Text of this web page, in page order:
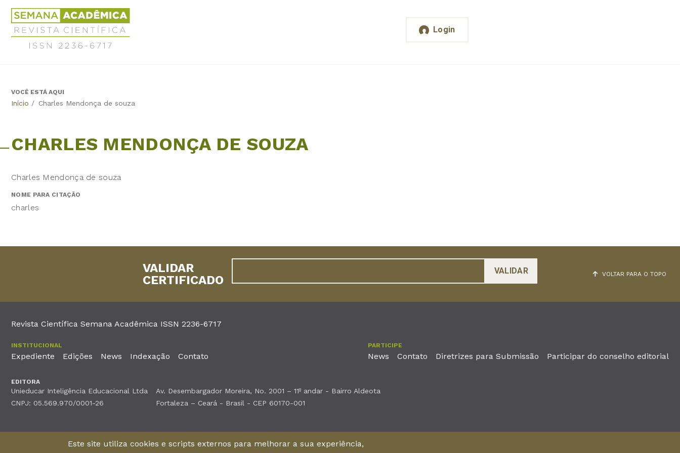
Jump
navigation
Revista
Científica
Semana
Acadêmica
6717
Login
BackVOCÊ ESTÁ AQUI
Início / Charles Mendonça de souza
CHARLES MENDONÇA DE SOUZA
Charles Mendonça de souza
NOME PARA CITAÇÃO
charles
VOLTAR PARA O TOPO
VALIDAR
CERTIFICADO
Revista Científica Semana Acadêmica ISSN 2236-6717
INSTITUCIONAL
Expediente Edições News Indexação Contato
PARTICIPE
News Contato Diretrizes para Submissão Participar do conselho editorial
EDITORA
Unieducar Inteligência Educacional Ltda
CNPJ: 05.569.970/0001-26
Av. Desembargador Moreira, No. 2001 – 11º andar - Bairro Aldeota
Fortaleza – Ceará - Brasil - CEP 60170-001
©2026Todos os direitos reservados
Este site utiliza cookies e scripts externos para melhorar a sua experiência,